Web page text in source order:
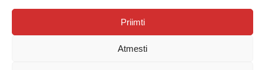
Priimti
Atmesti
Užsiprenumeruokite naujausius
straipsnius ir patarimus